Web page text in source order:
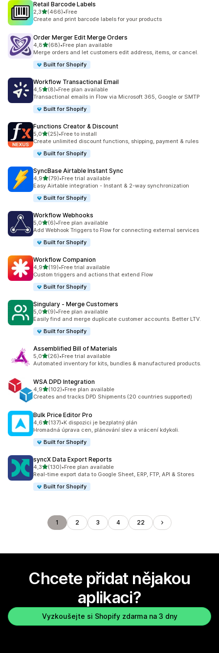
Retail Barcode Labels
2,3z 5 hvězd
(466)
Celkový počet recenzí: 466
•Free
Create and print barcode labels for your products
Order Merger Edit Merge Orders
4,8z 5 hvězd
(68)
Celkový počet recenzí: 68
•Free plan available
Merge orders and let customers edit address, items, or cancel.
Built for Shopify
Workflow Transactional Email
4,5z 5 hvězd
(8)
Celkový počet recenzí: 8
•Free plan available
Transactional emails in Flow via Microsoft 365, Google or SMTP
Built for Shopify
Functions Creator & Discount
5,0z 5 hvězd
(25)
Celkový počet recenzí: 25
•Free to install
Create unlimited discount functions, shipping, payment & rules
Built for Shopify
SyncBase Airtable Instant Sync
4,9z 5 hvězd
(79)
Celkový počet recenzí: 79
•Free trial available
Easy Airtable integration - Instant & 2-way synchronization
Built for Shopify
Workflow Webhooks
5,0z 5 hvězd
(6)
Celkový počet recenzí: 6
•Free plan available
Add Webhook Triggers to Flow for connecting external services
Built for Shopify
Workflow Companion
4,9z 5 hvězd
(19)
Celkový počet recenzí: 19
•Free trial available
Custom triggers and actions that extend Flow
Built for Shopify
Singulary ‑ Merge Customers
5,0z 5 hvězd
(9)
Celkový počet recenzí: 9
•Free plan available
Easily find and merge duplicate customer accounts. Better LTV.
Built for Shopify
Assemblified Bill of Materials
5,0z 5 hvězd
(26)
Celkový počet recenzí: 26
•Free trial available
Automated inventory for kits, bundles & manufactured products.
WSA DPD Integration
4,9z 5 hvězd
(102)
Celkový počet recenzí: 102
•Free plan available
Creates and tracks DPD Shipments (20 countries supported)
Bulk Price Editor Pro
4,6z 5 hvězd
(137)
Celkový počet recenzí: 137
•K dispozici je bezplatný plán
Hromadná úprava cen, plánování slev a vrácení kdykoli.
Built for Shopify
syncX Data Export Reports
4,3z 5 hvězd
(130)
Celkový počet recenzí: 130
•Free plan available
Real-time export data to Google Sheet, ERP, FTP, API & Stores
Built for Shopify
1 2 3 4 22
Chcete přidat nějakou
aplikaci?
Vyzkoušejte si Shopify zdarma na 3 dny